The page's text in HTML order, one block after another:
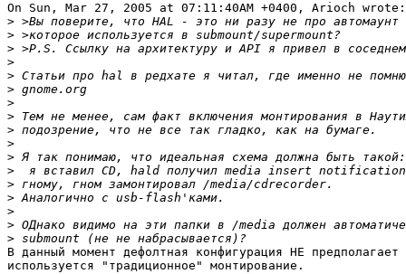
On Sun, Mar 27, 2005 at 07:11:40AM +0400, Arioch wrote:
>
>
>
>
>
>
>
>
>
>
>
>
>
>
>
>
>
В данный момент дефолтная конфигурация НЕ
используется "традиционное" монтирование.